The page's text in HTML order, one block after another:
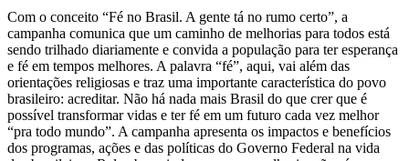
Com o conceito “Fé no Brasil. A gente tá no rumo certo”, a
campanha comunica que um caminho de melhorias para todos está
sendo trilhado diariamente e convida a população para ter esperança
e fé em tempos melhores. A palavra “fé”, aqui, vai além das
orientações religiosas e traz uma importante característica do povo
brasileiro: acreditar. Não há nada mais Brasil do que crer que é
possível transformar vidas e ter fé em um futuro cada vez melhor
“pra todo mundo”. A campanha apresenta os impactos e benefícios
dos programas, ações e das políticas do Governo Federal na vida